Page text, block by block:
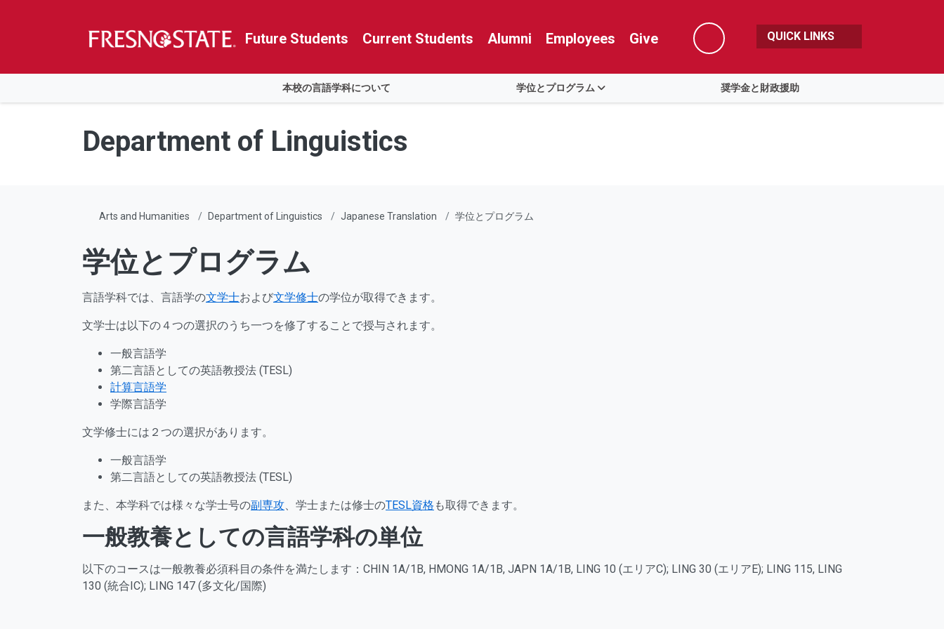
Skip to main content
Skip to main navigation
Skip to footer content
Future Students Current Students Alumni Employees Give
Search
QUICK LINKS
本校の言語学科について 学位とプログラム 奨学金と財政援助
Department of Linguistics
Arts and Humanities Department of Linguistics Japanese Translation 学位とプログラム
学位とプログラム
言語学科では、言語学の文学士および文学修士の学位が取得できます。
文学士は以下の４つの選択のうち一つを修了することで授与されます。
一般言語学
第二言語としての英語教授法 (TESL)
計算言語学
学際言語学
文学修士には２つの選択があります。
一般言語学
第二言語としての英語教授法 (TESL)
また、本学科では様々な学士号の副専攻、学士または修士のTESL資格 も取得できます。
一般教養としての言語学科の単位
以下のコースは一般教養必須科目の条件を満たします：CHIN 1A/1B, HMONG 1A/1B, JAPN 1A/1B, LING 10 (エリアC); LING 30 (エリアE); LING 115, LING
130 (統合IC); LING 147 (多文化/国際)